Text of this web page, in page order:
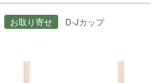
お取り寄せ D-Jカップ